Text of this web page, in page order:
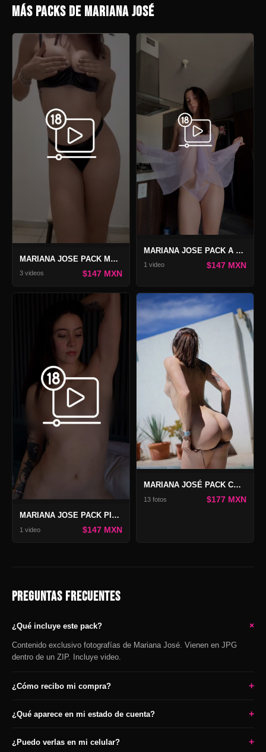
MÁS PACKS DE MARIANA JOSÉ
MARIANA JOSE PACK MAARR
3 videos $147 MXN
MARIANA JOSE PACK A TRAVÉS DEL LILA
1 video $147 MXN
MARIANA JOSE PACK PIEL, TINTA Y DESEO
1 video $147 MXN
MARIANA JOSÉ PACK COMBO ETEREA WORLD 2
13 fotos $177 MXN
PREGUNTAS FRECUENTES
¿Qué incluye este pack? +
Contenido exclusivo fotografías de Mariana José. Vienen en JPG
dentro de un ZIP. Incluye video.
¿Cómo recibo mi compra? +
¿Qué aparece en mi estado de cuenta? +
¿Puedo verlas en mi celular? +